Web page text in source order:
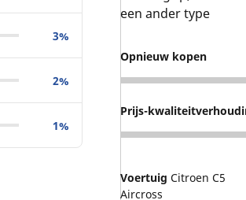
3%
2%
1%
een ander type
Opnieuw kopen
4
Prijs-
4
Voertuig Citroen C5
Aircross